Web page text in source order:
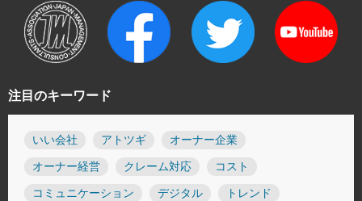
注目のキーワード
いい会社 アトツギ オーナー企業
オーナー経営 クレーム対応 コスト
コミュニケーション デジタル トレンド